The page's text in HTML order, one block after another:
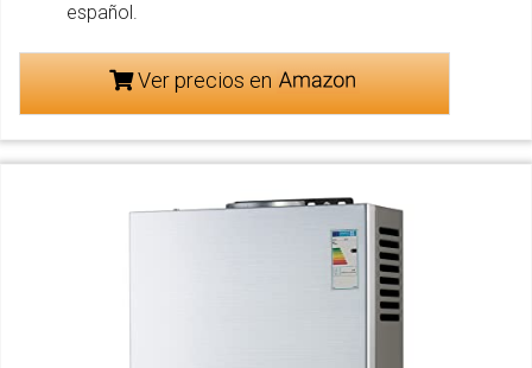
español.
Ver precios en